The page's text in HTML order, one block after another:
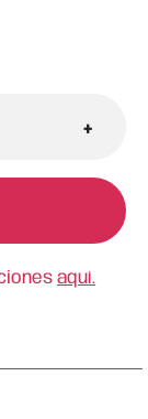
+
aquí.